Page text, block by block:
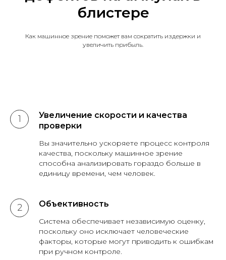
блистере
Как машинное зрение поможет вам сократить издержки и
увеличить прибыль.
Увеличение скорости и качества
проверки
Вы значительно ускоряете процесс контроля
качества, поскольку машинное зрение
способна анализировать гораздо больше в
единицу времени, чем человек.
Объективность
Система обеспечивает независимую оценку,
поскольку оно исключает человеческие
факторы, которые могут приводить к ошибкам
при ручном контроле.